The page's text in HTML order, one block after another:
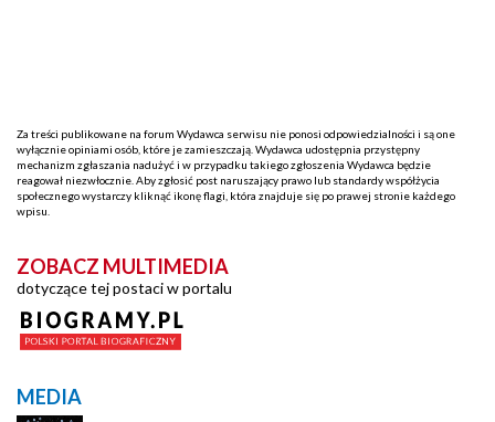
Za treści publikowane na forum Wydawca serwisu nie ponosi odpowiedzialności i są one
wyłącznie opiniami osób, które je zamieszczają. Wydawca udostępnia przystępny
mechanizm zgłaszania nadużyć i w przypadku takiego zgłoszenia Wydawca będzie
reagował niezwłocznie. Aby zgłosić post naruszający prawo lub standardy współżycia
społecznego wystarczy kliknąć ikonę flagi, która znajduje się po prawej stronie każdego
wpisu.
ZOBACZ MULTIMEDIA
dotyczące tej postaci w portalu
MEDIA